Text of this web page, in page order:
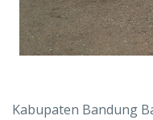
Kabupaten Bandung